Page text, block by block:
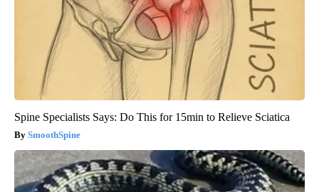
Spine Specialists Says: Do This for 15min to Relieve Sciatica
SmoothSpine